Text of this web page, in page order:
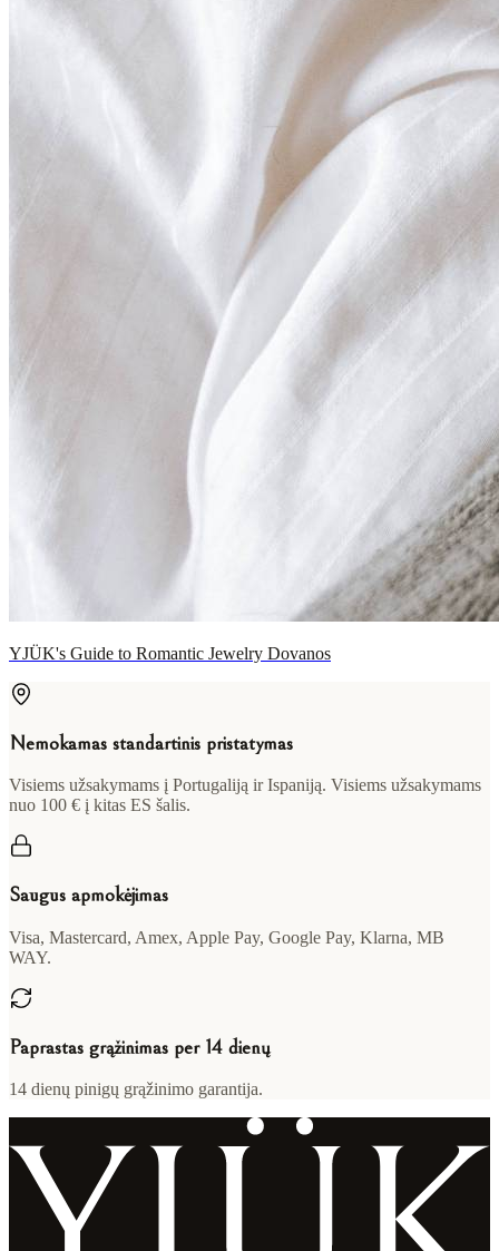
YJÜK's Guide to Romantic Jewelry Dovanos
Nemokamas standartinis pristatymas
Visiems užsakymams į Portugaliją ir Ispaniją. Visiems užsakymams
nuo 100 € į kitas ES šalis.
Saugus apmokėjimas
Visa, Mastercard, Amex, Apple Pay, Google Pay, Klarna, MB
WAY.
Paprastas grąžinimas per 14 dienų
14 dienų pinigų grąžinimo garantija.